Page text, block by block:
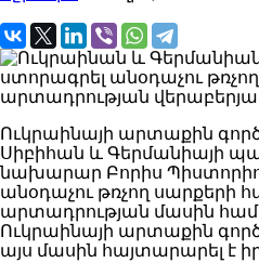
Ուկրաինայի արտաքին
Սիբիհան և Գերմանիայի
նախարար Բորիս
անօդաչու թռչող սարքերի
արտադրության մասին
Ուկրաինայի արտաքին
այս մասին հայտարարել է իր